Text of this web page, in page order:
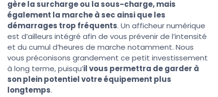
gère la surcharge ou la sous-charge, mais
également la marche à sec ainsi que les
démarrages trop fréquents. Un afficheur numérique
est d’ailleurs intégré afin de vous prévenir de l’intensité
et du cumul d’heures de marche notamment. Nous
vous préconisons grandement ce petit investissement
à long terme, puisqu’il vous permettra de garder à
son plein potentiel votre équipement plus
longtemps.